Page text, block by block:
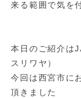
来る範囲で気を
本日のご紹介は
スリワヤ）
今回は西宮市に
頂きました